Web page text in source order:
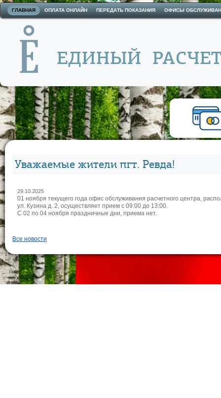
ГЛАВНАЯ ОПЛАТА ОНЛАЙН ПЕРЕДАТЬ ПОКАЗАНИЯ ОФИСЫ
Уважаемые жители пгт. Ревда!
29.10.2025
01 ноября текущего года офис обслуживания расчетного центра,
ул. Кузина д. 2, осуществляет прием с 09:00 до 13:00.
С 02 по 04 ноября праздничные дни, приема нет.
Все новости